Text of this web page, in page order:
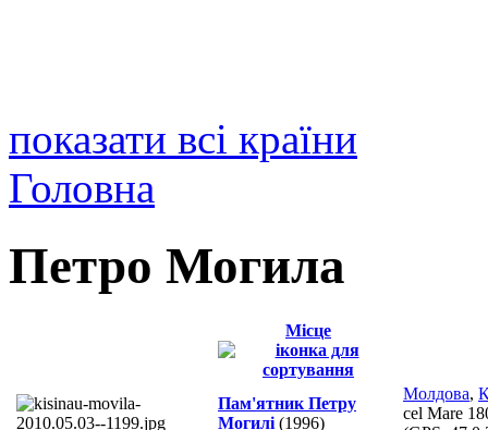
показати всі країни
Головна
Петро Могила
Місце
Пам'ятник Петру
Могилі (1996)
Молдова,
cel Mare